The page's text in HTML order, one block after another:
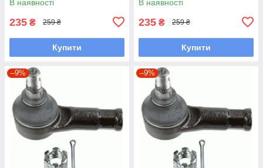
В наявності
235 ₴ 259 ₴
Купити
В наявності
235 ₴ 259 ₴
Купити
–9% –9%